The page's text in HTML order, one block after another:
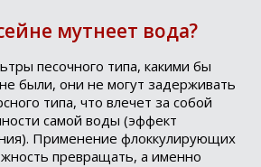
мутнеет вода?
песочного типа, какими бы
были, они не могут задерживать
типа, что влечет за собой
самой воды (эффект
Применение флоккулирующих
превращать, а именно